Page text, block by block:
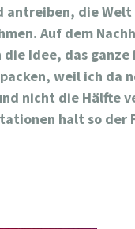
antreiben, die Welt
Auf dem
Idee, das ganze
weil ich da
nicht die Hälfte
halt so der